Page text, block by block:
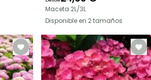
Maceta 2L/3L
Disponible en 2 tamaños